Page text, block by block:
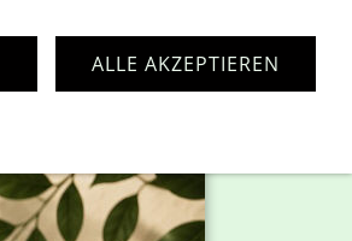
ALLE AKZEPTIEREN